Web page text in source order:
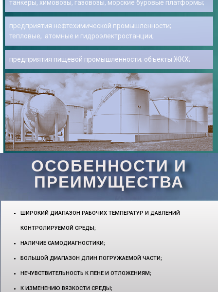
танкеры, химовозы, газовозы, морские буровые платформы;
предприятия нефтехимической промышленности;
тепловые, атомные и гидроэлектростанции;
предприятия пищевой промышленности; объекты ЖКХ;
ОСОБЕННОСТИ И
ПРЕИМУЩЕСТВА
ШИРОКИЙ ДИАПАЗОН РАБОЧИХ ТЕМПЕРАТУР И ДАВЛЕНИЙ
КОНТРОЛИРУЕМОЙ СРЕДЫ;
НАЛИЧИЕ САМОДИАГНОСТИКИ;
БОЛЬШОЙ ДИАПАЗОН ДЛИН ПОГРУЖАЕМОЙ ЧАСТИ;
НЕЧУВСТВИТЕЛЬНОСТЬ К ПЕНЕ И ОТЛОЖЕНИЯМ;
К ИЗМЕНЕНИЮ ВЯЗКОСТИ СРЕДЫ;